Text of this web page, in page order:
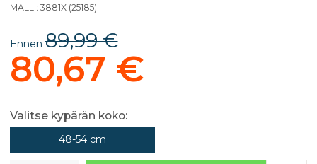
MALLI: 3881X (25185)
Ennen 89,99 €
80,67 €
Valitse kypärän koko:
48-54 cm